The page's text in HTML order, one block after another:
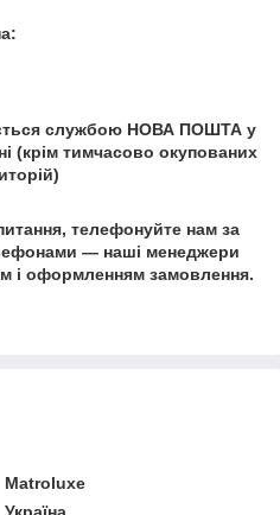
службою НОВА ПОШТА у
(крім тимчасово окупованих
телефонуйте нам за
— наші менеджери
і оформленням замовлення.
Matroluxe